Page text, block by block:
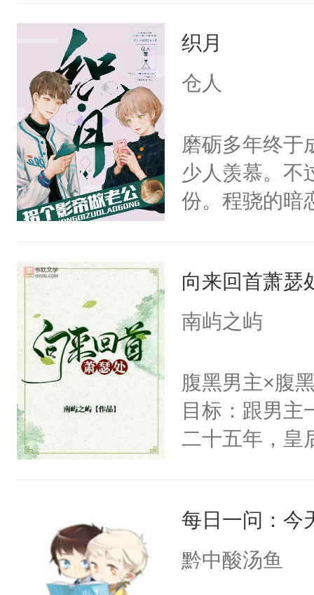
决心：死缠烂
想，需得寸
想往哪里跑呢
的夫人，你倒
手投降，说：
我背后拿开？”
织月
仓人
磨砺多年终于
少人羡慕。不
份。程骁的暗
纪人看着保守
挑了几件性感
戚恩的信息，
狗滚吧。]程
已发出，但被
向来回首萧瑟
南屿之屿
腹黑男主×腹
目标：跟男主
二十五年，皇
第五年，沛帝
三皇子云黎晗
每日一问：今
黔中酸汤鱼